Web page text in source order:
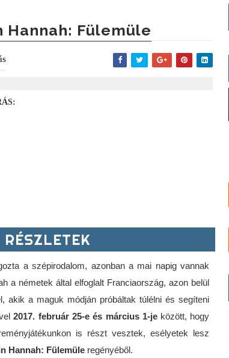
Hannah: Fülemüle
a szépirodalom, azonban a mai napig vannak
a németek által elfoglalt Franciaország, azon belül
akik a maguk módján próbáltak túlélni és segíteni
2017. február 25-e és március 1-je között, hogy
is részt vesztek, esélyetek lesz
Hannah: Fülemüle